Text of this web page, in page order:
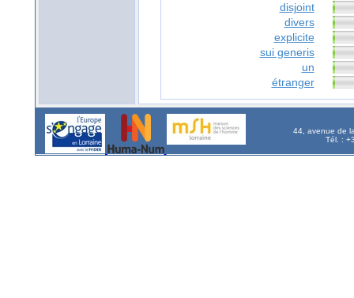
disjoint
divers
explicite
sui generis
un
étranger
44, avenue de
Tél. :